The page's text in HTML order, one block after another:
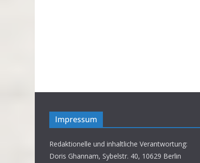
Impressum
Redaktionelle und inhaltliche Verantwortung:
Doris Ghannam, Sybelstr. 40, 10629 Berlin